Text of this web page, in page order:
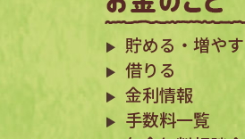
貯める・増やす
借りる
金利情報
手数料一覧